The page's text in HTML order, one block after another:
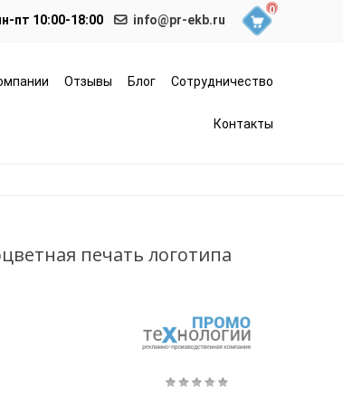
пт 10:00-18:00 info@pr-ekb.ru
0
Отзывы Блог Сотрудничество
Контакты
печать логотипа